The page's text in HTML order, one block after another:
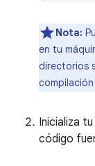
Nota:
en tu
directorios
Inicializa
código